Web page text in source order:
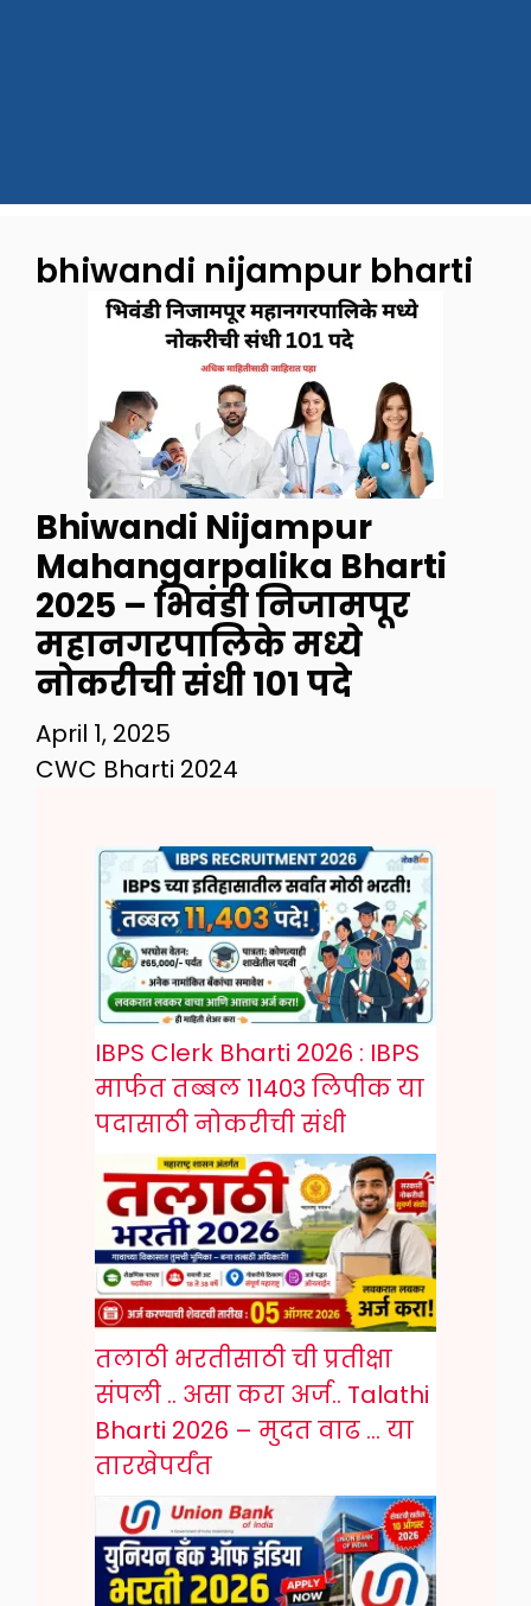
bhiwandi nijampur bharti
Bhiwandi Nijampur
Mahangarpalika Bharti
2025 – भिवंडी निजामपूर
महानगरपालिके मध्ये
नोकरीची संधी 101 पदे
April 1, 2025
CWC Bharti 2024
IBPS Clerk Bharti 2026 : IBPS
मार्फत तब्बल 11403 लिपीक या
पदासाठी नोकरीची संधी
तलाठी भरतीसाठी ची प्रतीक्षा
संपली .. असा करा अर्ज.. Talathi
Bharti 2026 – मुदत वाढ … या
तारखेपर्यंत